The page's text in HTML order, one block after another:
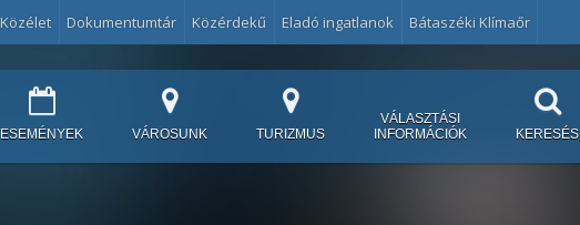
Közélet Dokumentumtár Közérdekű Eladó ingatlanok Bátaszéki Klímaőr
ESEMÉNYEK VÁROSUNK TURIZMUS
VÁLASZTÁSI
INFORMÁCIÓK
KERESÉS